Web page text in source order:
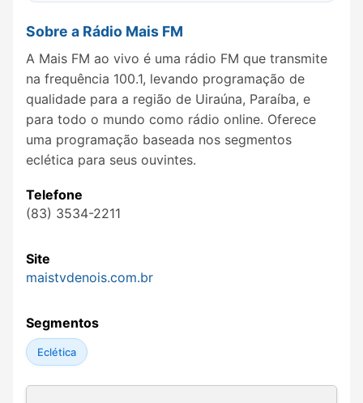
Sobre a Rádio Mais FM
A Mais FM ao vivo é uma rádio FM que transmite
na frequência 100.1, levando programação de
qualidade para a região de Uiraúna, Paraíba, e
para todo o mundo como rádio online. Oferece
uma programação baseada nos segmentos
eclética para seus ouvintes.
Telefone
(83) 3534-2211
Site
maistvdenois.com.br
Segmentos
Eclética